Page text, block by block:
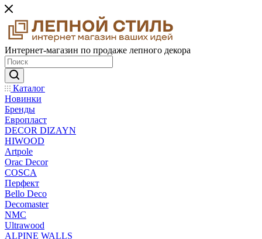
Интернет-магазин по продаже лепного декора
Каталог
Новинки
Бренды
Европласт
DECOR DIZAYN
HIWOOD
Artpole
Orac Decor
COSCA
Перфект
Bello Deco
Decomaster
NMС
Ultrawood
ALPINE WALLS